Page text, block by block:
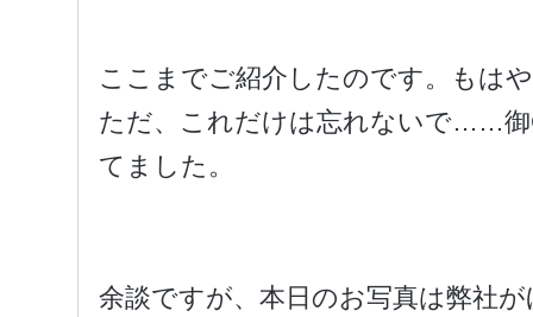
ここまでご紹介したのです。もは
ただ、これだけは忘れないで……御
てました。
余談ですが、本日のお写真は弊社